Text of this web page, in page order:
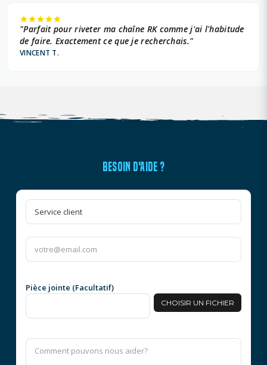
"Parfait pour riveter ma chaîne RK comme j'ai l'habitude
de faire. Exactement ce que je recherchais."
VINCENT T.
BESOIN D'AIDE ?
Pièce jointe (Facultatif)
CHOISIR UN FICHIER